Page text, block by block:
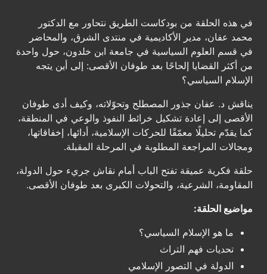
في هذه الحلقة من بودكاست الطريق نتحاور مع الدكتور
محمد عفان، مدير الأكاديمية في منتدى الشرق، والمحاضر
في قسم العلوم السياسية في جامعة ابن خلدون، حول واحدة
من أكثر القضايا إلحاحًا بعد طوفان الأقصى: إلى أين يتجه
الإسلام السياسي؟
يناقش د. عفان جذور المصطلح وتحوّلاته، وكيف أدى طوفان
الأقصى إلى إعادة تشكيل خرائط النفوذ والوعي في المنطقة،
كما يقدّم تحليلًا معمّقًا للحركات الإسلامية، أدائها، إخفاقاتها،
ومجالات المراجعة المطلوبة في المرحلة المقبلة.
حلقة فكرية عميقة تفتح الباب أمام نقاش جريء حول الدولة،
المقاومة، الشرعية، والتحولات الكبرى بعد طوفان الأقصى.
مواضيع الحلقة:
ما هو الإسلام السياسي؟
تحديات فهم التراث
الدولة في التصور الإسلامي